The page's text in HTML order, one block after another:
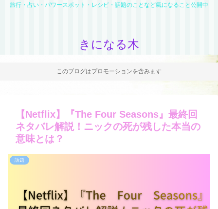
旅行・占い・パワースポット・レシピ・話題のことなど氣になること公開中
きになる木
このブログはプロモーションを含みます
【Netflix】『The Four Seasons』最終回
ネタバレ解説！ニックの死が残した本当の
意味とは？
話題